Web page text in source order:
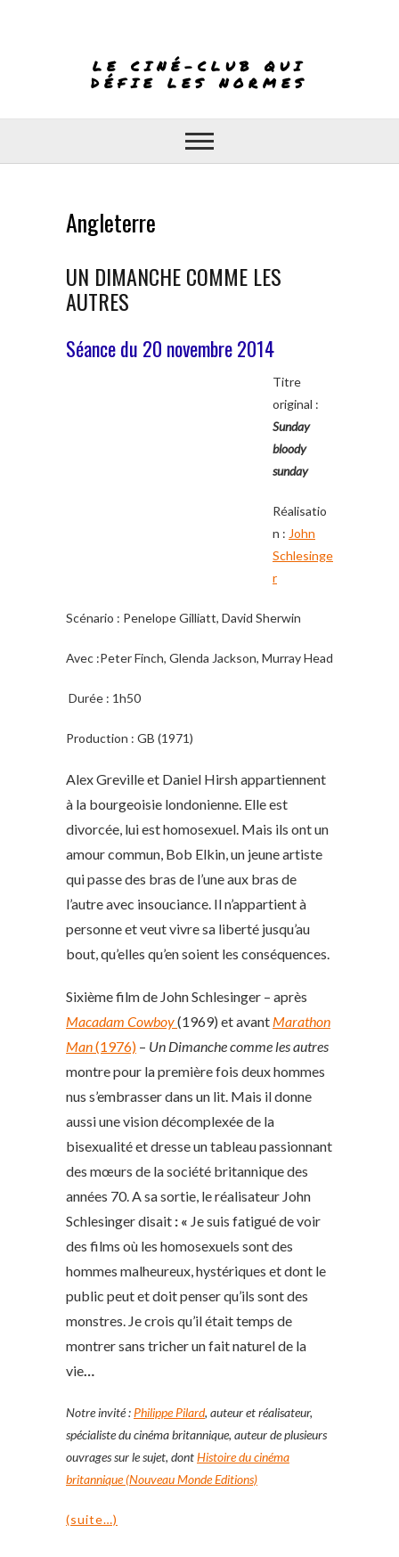
LE CINÉ-CLUB QUI
DÉFIE LES NORMES
Angleterre
UN DIMANCHE COMME LES
AUTRES
Séance du 20 novembre 2014
Titre
original :
Sunday
bloody
sunday
Réalisatio
n : John
Schlesinge
r
Scénario : Penelope Gilliatt, David Sherwin
Avec :Peter Finch, Glenda Jackson, Murray Head
Durée : 1h50
Production : GB (1971)
Alex Greville et Daniel Hirsh appartiennent
à la bourgeoisie londonienne. Elle est
divorcée, lui est homosexuel. Mais ils ont un
amour commun, Bob Elkin, un jeune artiste
qui passe des bras de l’une aux bras de
l’autre avec insouciance. Il n’appartient à
personne et veut vivre sa liberté jusqu’au
bout, qu’elles qu’en soient les conséquences.
Sixième film de John Schlesinger – après
Macadam Cowboy(1969) et avant Marathon
Man(1976) – Un Dimanche comme les autres
montre pour la première fois deux hommes
nus s’embrasser dans un lit. Mais il donne
aussi une vision décomplexée de la
bisexualité et dresse un tableau passionnant
des mœurs de la société britannique des
années 70. A sa sortie, le réalisateur John
Schlesinger disait : « Je suis fatigué de voir
des films où les homosexuels sont des
hommes malheureux, hystériques et dont le
public peut et doit penser qu’ils sont des
monstres. Je crois qu’il était temps de
montrer sans tricher un fait naturel de la
vie…
Notre invité : Philippe Pilard, auteur et réalisateur,
spécialiste du cinéma britannique, auteur de plusieurs
ouvrages sur le sujet, dontHistoire du cinéma
britannique (Nouveau Monde Editions)
(suite…)